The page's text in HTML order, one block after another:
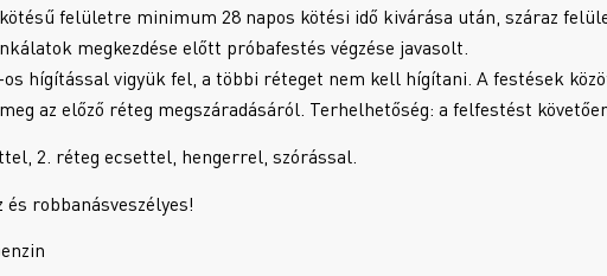
felületre minimum 28 napos kötési idő kivárása után, száraz
megkezdése előtt próbafestés végzése javasolt.
hígítással vigyük fel, a többi réteget nem kell hígítani. A festések
az előző réteg megszáradásáról. Terhelhetőség: a felfestést
2. réteg ecsettel, hengerrel, szórással.
és robbanásveszélyes!